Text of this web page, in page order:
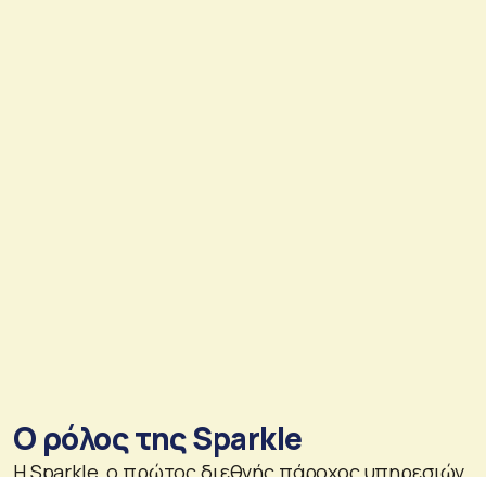
Ο ρόλος της Sparkle
Η Sparkle, ο πρώτος διεθνής πάροχος υπηρεσιών